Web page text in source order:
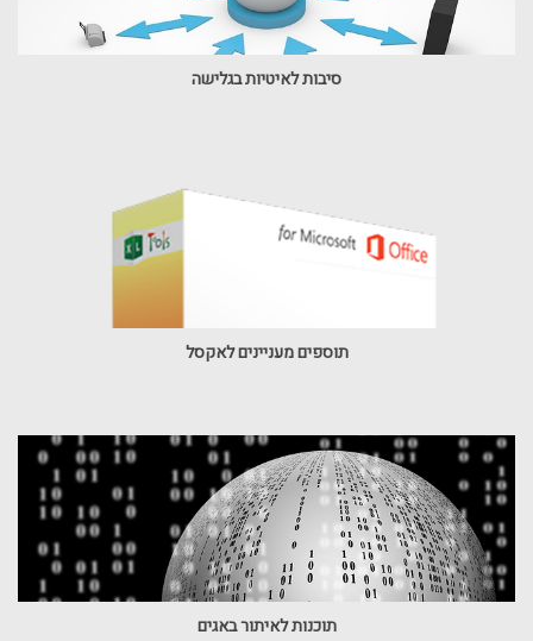
סיבות לאיטיות בגלישה
תוספים מעניינים לאקסל
תוכנות לאיתור באגים